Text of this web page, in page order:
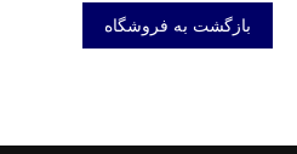
بازگشت به فروشگاه